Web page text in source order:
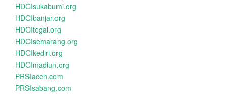
HDCIsukabumi.org
HDCIbanjar.org
HDCItegal.org
HDCIsemarang.org
HDCIkediri.org
HDCImadiun.org
PRSIaceh.com
PRSIsabang.com